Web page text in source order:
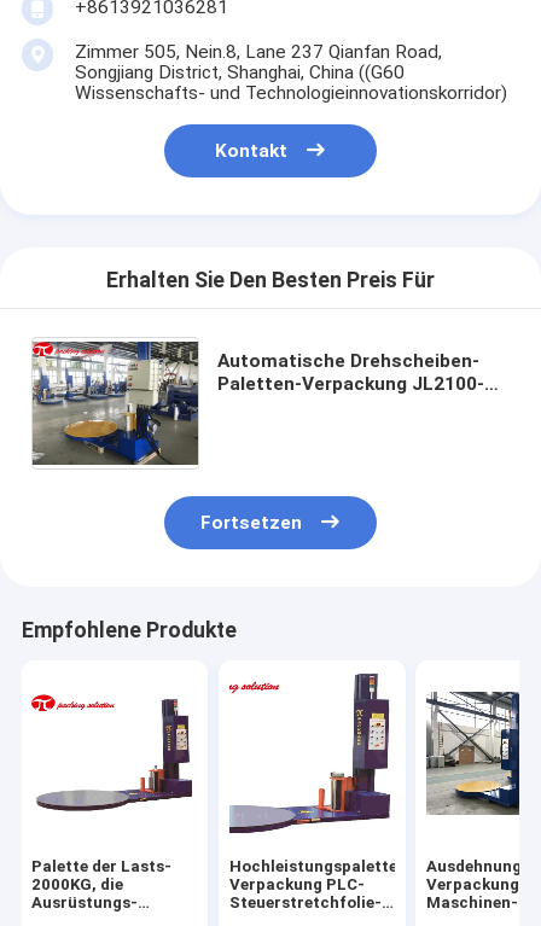
+8613921036281
Zimmer 505, Nein.8, Lane 237 Qianfan Road,
Songjiang District, Shanghai, China ((G60
Wissenschafts- und Technologieinnovationskorridor)
Kontakt
Erhalten Sie Den Besten Preis Für
Automatische Drehscheiben-
Paletten-Verpackung JL2100-E
Fortsetzen
Empfohlene Produkte
Palette der Lasts-
2000KG, die
Ausrüstungs-
Hochleistungspaletten-
Verpackung PLC-
Steuerstretchfolie-
Ausdehnungs-
Verpackungs-
Maschinen-